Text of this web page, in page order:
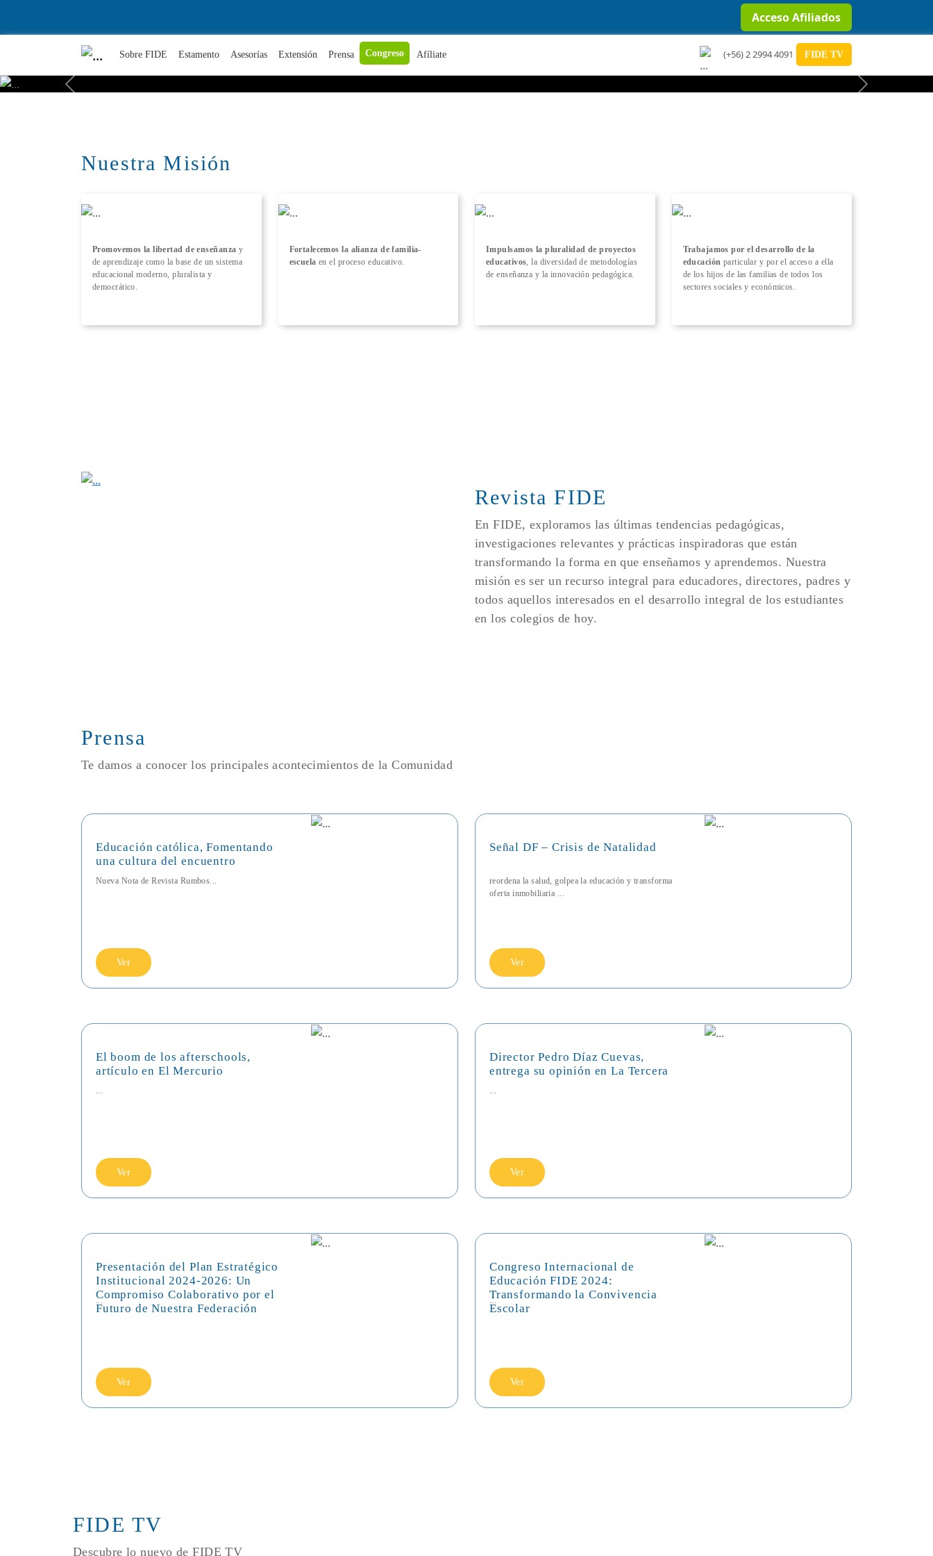
Acceso Afiliados
Sobre FIDE Estamento Asesorías Extensión Prensa Congreso Afíliate (+56) 2 2994 4091 FIDE TV
Previous Next
Nuestra Misión
Promovemos la libertad de enseñanza y
de aprendizaje como la base de un sistema
educacional moderno, pluralista y
democrático.
Fortalecemos la alianza de familia-
escuela en el proceso educativo.
Impulsamos la pluralidad de proyectos
educativos , la diversidad de metodologías
de enseñanza y la innovación pedagógica.
Trabajamos por el desarrollo de la
educación particular y por el acceso a ella
de los hijos de las familias de todos los
sectores sociales y económicos.
Revista FIDE
En FIDE, exploramos las últimas tendencias pedagógicas,
investigaciones relevantes y prácticas inspiradoras que están
transformando la forma en que enseñamos y aprendemos. Nuestra
misión es ser un recurso integral para educadores, directores, padres y
todos aquellos interesados en el desarrollo integral de los estudiantes
en los colegios de hoy.
Prensa
Te damos a conocer los principales acontecimientos de la Comunidad
Educación católica, Fomentando
una cultura del encuentro
Nueva Nota de Revista Rumbos...
Ver
Señal DF – Crisis de Natalidad
reordena la salud, golpea la educación y transforma
oferta inmobiliaria ...
Ver
El boom de los afterschools,
artículo en El Mercurio
Ver
Director Pedro Díaz Cuevas,
entrega su opinión en La Tercera
Ver
Presentación del Plan Estratégico
Institucional 2024-2026: Un
Compromiso Colaborativo por el
Futuro de Nuestra Federación
...
Ver
Congreso Internacional de
Educación FIDE 2024:
Transformando la Convivencia
Escolar
...
Ver
FIDE TV
Descubre lo nuevo de FIDE TV